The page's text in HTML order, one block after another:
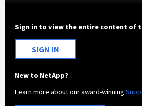
Sign in to view the entire content of
SIGN IN
New to NetApp?
Learn more about our award-winning